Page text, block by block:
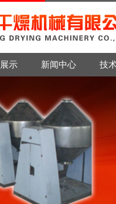
示 新闻中心 技